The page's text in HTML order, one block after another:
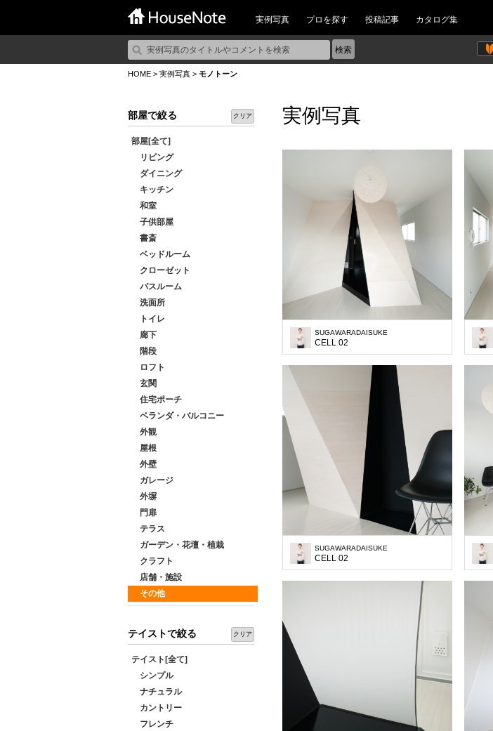
実例写真 プロを探す 投稿記事 カタログ集
HOME > 実例写真 > モノトーン
部屋で絞る クリア
部屋[全て]
リビング
ダイニング
キッチン
和室
子供部屋
書斎
ベッドルーム
クローゼット
バスルーム
洗面所
トイレ
廊下
階段
ロフト
玄関
住宅ポーチ
ベランダ・バルコニー
外観
屋根
外壁
ガレージ
外塀
門扉
テラス
ガーデン・花壇・植栽
クラフト
店舗・施設
その他
テイストで絞る クリア
テイスト[全て]
シンプル
ナチュラル
カントリー
フレンチ
実例写真
SUGAWARADAISUKE
CELL 02
SUGAWARADAISUKE
CELL 02